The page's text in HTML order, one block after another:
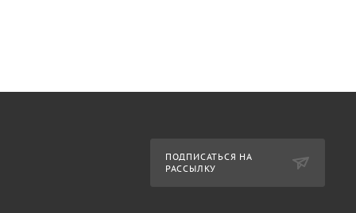
ПОДПИСАТЬСЯ НА
РАССЫЛКУ